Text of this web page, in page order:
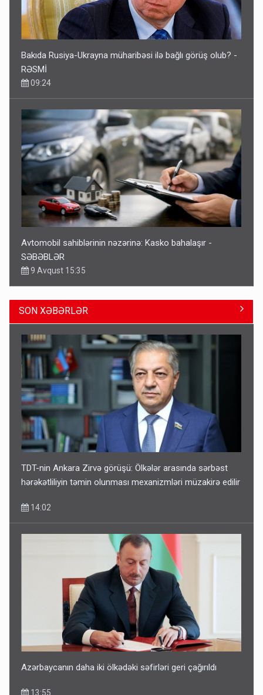
Bakıda Rusiya-Ukrayna müharibəsi ilə bağlı görüş olub? -
RƏSMİ
09:24
Avtomobil sahiblərinin nəzərinə: Kasko bahalaşır -
SƏBƏBLƏR
9 Avqust 15:35
Bu şəxslərin müavinəti LƏĞV EDİLƏCƏK
11:46
Corab satdığı deyilən qazi ilə bağlı - Daha bir açıqlama
SON XƏBƏRLƏR
TDT-nin Ankara Zirvə görüşü: Ölkələr arasında sərbəst
hərəkətliliyin təmin olunması mexanizmləri müzakirə edilir
14:02
Azərbaycanın daha iki ölkədəki səfirləri geri çağırıldı
13:55